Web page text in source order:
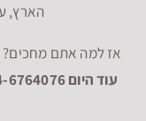
הארץ,
אז למה אתם מחכים?
עוד היום 04-6764076